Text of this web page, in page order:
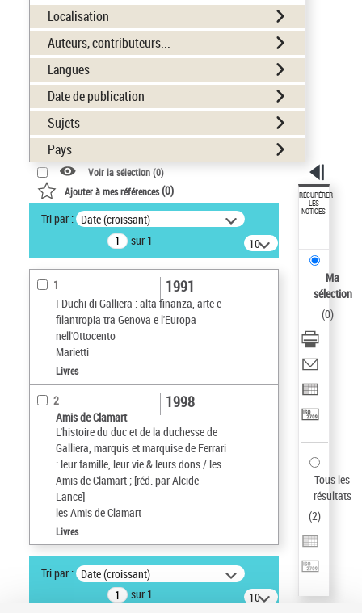
Localisation
Auteurs, contributeurs...
Langues
Date de publication
Sujets
Pays
Voir la sélection (0)
Ajouter à mes références(0)
Tri par : Date (croissant)
sur 1
10
résultats/page
1
I Duchi di Galliera : alta finanza, arte e
filantropia tra Genova e l'Europa
nell'Ottocento
Marietti
1991
Livres
2
Amis de Clamart
L'histoire du duc et de la duchesse de
Galliera, marquis et marquise de Ferrari
: leur famille, leur vie & leurs dons / les
Amis de Clamart ; [réd. par Alcide
Lance]
les Amis de Clamart
1998
Livres
Tri par : Date (croissant)
sur 1
10
RÉCUPÉRER
LES
NOTICES
Ma
sélection
(0)
Tous les
résultats
(2)